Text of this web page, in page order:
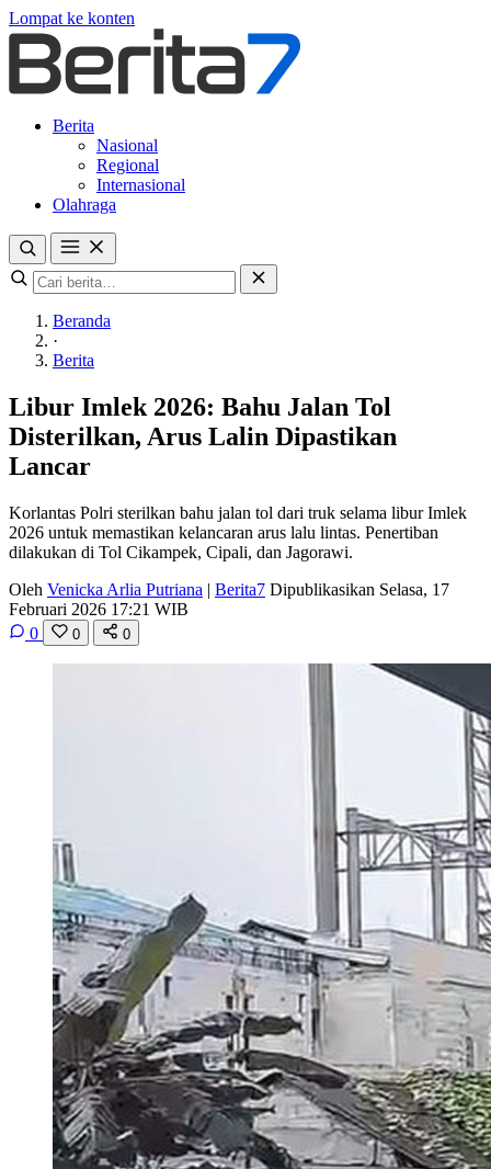
Lompat ke konten
Berita
Nasional
Regional
Internasional
Olahraga
Beranda
·
Berita
Libur Imlek 2026: Bahu Jalan Tol
Disterilkan, Arus Lalin Dipastikan
Lancar
Korlantas Polri sterilkan bahu jalan tol dari truk selama libur Imlek
2026 untuk memastikan kelancaran arus lalu lintas. Penertiban
dilakukan di Tol Cikampek, Cipali, dan Jagorawi.
Oleh Venicka Arlia Putriana | Berita7 Dipublikasikan Selasa, 17
Februari 2026 17:21 WIB
0
0 0